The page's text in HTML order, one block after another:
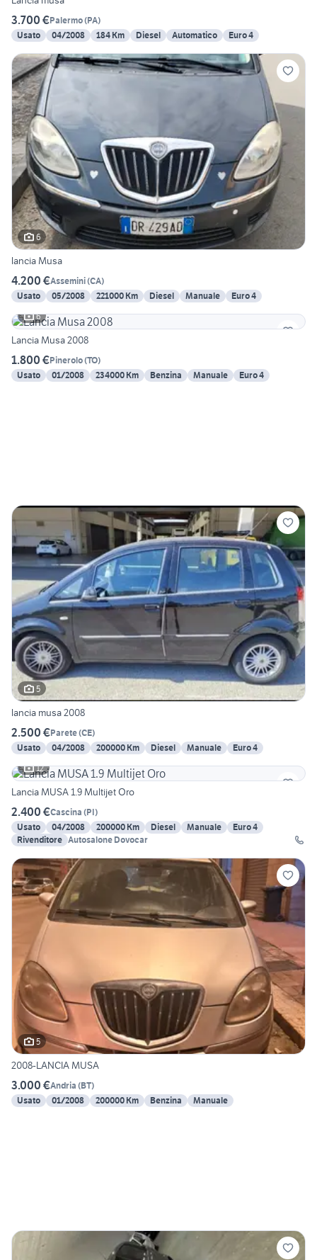
3.700 €Palermo(PA)
Usato
04/2008 184 Km Diesel Automatico Euro 4
6
lancia Musa
4.200 €Assemini(CA)
Usato
05/2008 221000 Km Diesel Manuale
Euro 4
6
Lancia Musa 2008
1.800 €Pinerolo(TO)
Usato
01/2008 234000 Km Benzina Manuale Euro 4
5
lancia musa 2008
2.500 €Parete(CE)
Usato
04/2008 200000 Km Diesel Manuale
Euro 4
12
Lancia MUSA 1.9 Multijet Oro
2.400 €Cascina (PI)
Usato
04/2008 200000 Km Diesel Manuale
Euro 4
Rivenditore Autosalone Dovocar
5
2008-LANCIA MUSA
3.000 €Andria (BT)
Usato
01/2008 200000 Km Benzina Manuale